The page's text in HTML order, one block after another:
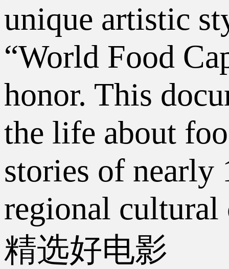
unique artistic
“World Food
honor. This
the life about
stories of nearly
regional cultural
精选好电影